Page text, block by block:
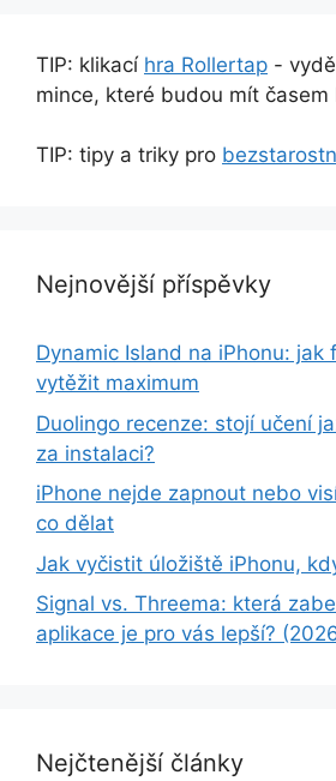
TIP: klikací hra Rollertap -
mince, které budou mít časem
TIP: tipy a triky pro
Nejnovější příspěvky
Dynamic Island na iPhonu: jak
vytěžit maximum
Duolingo recenze: stojí učení
za instalaci?
iPhone nejde zapnout nebo
co dělat
Jak vyčistit úložiště iPhonu,
Signal vs. Threema: která
aplikace je pro vás lepší?
Nejčtenější články